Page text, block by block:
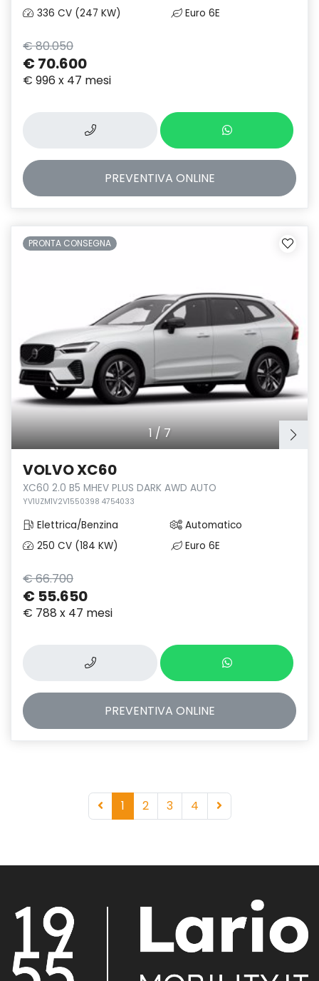
336 CV (247 KW) Euro 6E
€ 80.050
€ 70.600
€ 996 x 47 mesi
PREVENTIVA ONLINE
1/7
PRONTA CONSEGNA
VOLVO XC60
XC60 2.0 B5 MHEV PLUS DARK AWD AUTO
YV1UZM1V2V1550398 4754033
Elettrica/Benzina
Automatico
250 CV (184 KW)
Euro 6E
€ 66.700
€ 55.650
€ 788 x 47 mesi
PREVENTIVA ONLINE
1 2 3 4